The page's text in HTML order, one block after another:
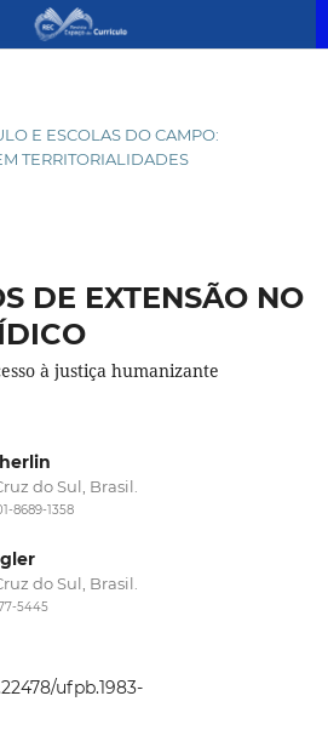
E ESCOLAS DO CAMPO:
TERRITORIALIDADES
DE EXTENSÃO NO
à justiça humanizante
do Sul, Brasil.
8689-1358
do Sul, Brasil.
5445
ufpb.1983-